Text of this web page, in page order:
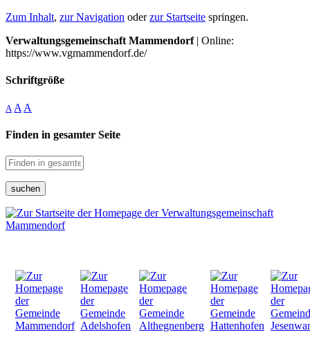
Zum Inhalt, zur Navigation oderzur Startseite springen.
Verwaltungsgemeinschaft Mammendorf| Online:
https://www.vgmammendorf.de/
Schriftgröße
A A A
Finden in gesamter Seite
suchen